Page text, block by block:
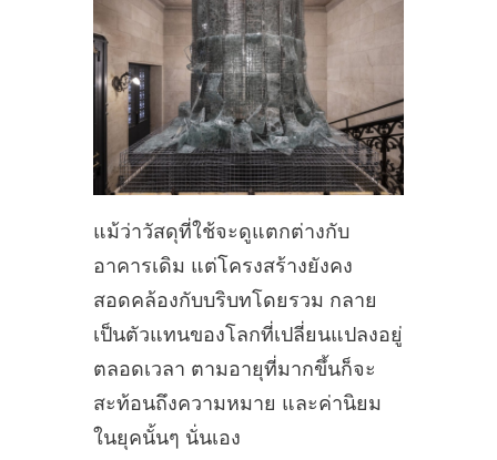
แม้ว่าวัสดุที่ใช้จะดูแตกต่างกับ
อาคารเดิม แต่โครงสร้างยังคง
สอดคล้องกับบริบทโดยรวม กลาย
เป็นตัวแทนของโลกที่เปลี่ยนแปลงอยู่
ตลอดเวลา ตามอายุที่มากขึ้นก็จะ
สะท้อนถึงความหมาย และค่านิยม
ในยุคนั้นๆ นั่นเอง